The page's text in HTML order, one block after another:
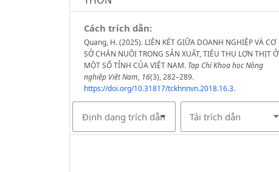
Cách trích dẫn:
Quang, H. (2025). LIÊN KẾT GIỮA DOANH NGHIỆP VÀ CƠ
SỞ CHĂN NUÔI TRONG SẢN XUẤT, TIÊU THỤ LỢN THỊT Ở
MỘT SỐ TỈNH CỦA VIỆT NAM. Tạp Chí Khoa học Nông
nghiệp Việt Nam, 16(3), 282–289.
https://doi.org/10.31817/tckhnnvn.2018.16.3.
Định dạng trích dẫn Tải trích dẫn